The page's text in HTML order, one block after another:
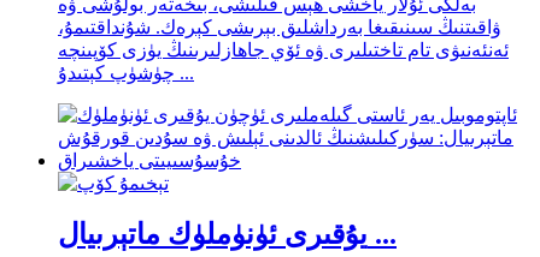
ۋاقىتنىڭ سىنىقىغا بەرداشلىق بېرىشى كېرەك. شۇنداقتىمۇ،
ئەنئەنىۋى تام تاختىلىرى ۋە ئۆي جاھازلىرىنىڭ يۈزى كۆپىنچە
چۈشۈپ كېتىدۇ ...
يۇقىرى ئۈنۈملۈك ماتېرىيال ...